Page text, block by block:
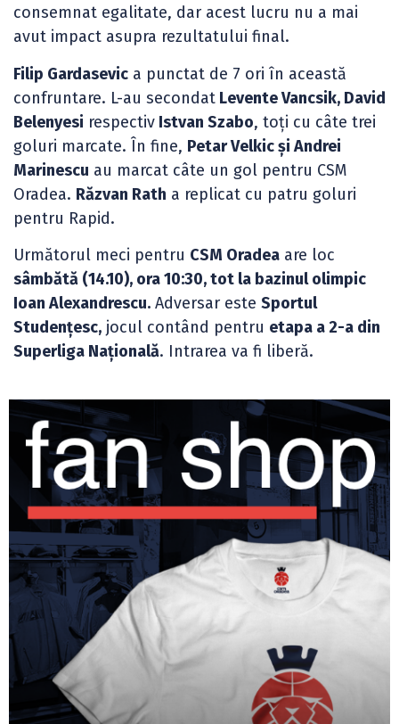
consemnat egalitate, dar acest lucru nu a mai
avut impact asupra rezultatului final.
Filip Gardasevic a punctat de 7 ori în această
confruntare. L-au secondat Levente Vancsik, David
Belenyesi respectiv Istvan Szabo, toți cu câte trei
goluri marcate. În fine, Petar Velkic și Andrei
Marinescu au marcat câte un gol pentru CSM
Oradea. Răzvan Rath a replicat cu patru goluri
pentru Rapid.
Următorul meci pentru CSM Oradea are loc
sâmbătă (14.10), ora 10:30, tot la bazinul olimpic
Ioan Alexandrescu. Adversar este Sportul
Studențesc, jocul contând pentru etapa a 2-a din
Superliga Națională. Intrarea va fi liberă.